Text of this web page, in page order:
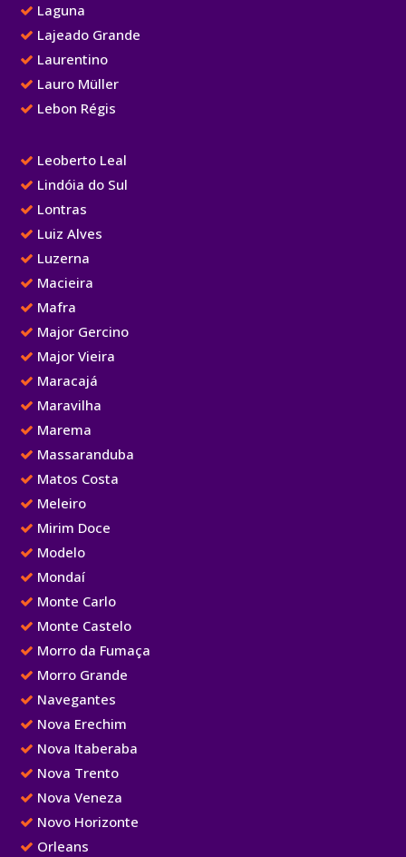
Laguna
Lajeado Grande
Laurentino
Lauro Müller
Lebon Régis
Leoberto Leal
Lindóia do Sul
Lontras
Luiz Alves
Luzerna
Macieira
Mafra
Major Gercino
Major Vieira
Maracajá
Maravilha
Marema
Massaranduba
Matos Costa
Meleiro
Mirim Doce
Modelo
Mondaí
Monte Carlo
Monte Castelo
Morro da Fumaça
Morro Grande
Navegantes
Nova Erechim
Nova Itaberaba
Nova Trento
Nova Veneza
Novo Horizonte
Orleans